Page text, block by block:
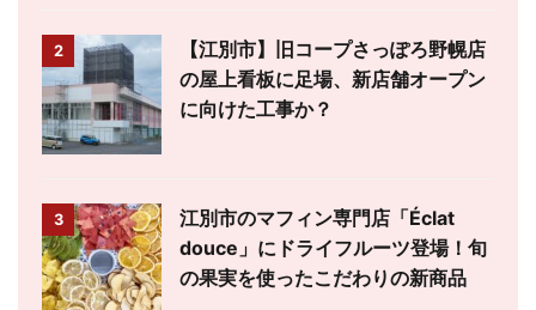
2
【江別市】旧コープさっぽろ野幌店
の屋上看板に足場、新店舗オープン
に向けた工事か？
3
江別市のマフィン専門店「Éclat
douce」にドライフルーツ登場！旬
の果実を使ったこだわりの新商品